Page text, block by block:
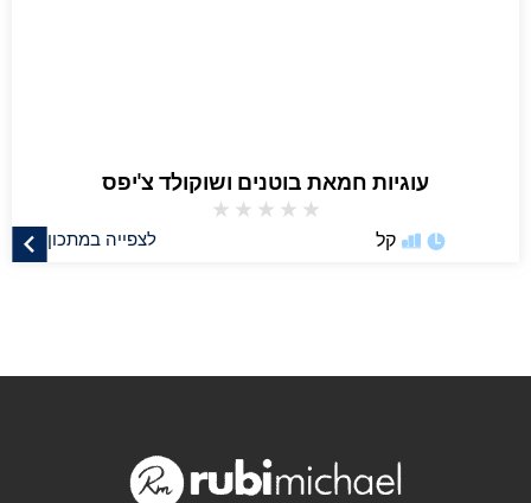
עוגיות חמאת בוטנים ושוקולד צ'יפס
★
★
★
★
★
לצפייה במתכון קל